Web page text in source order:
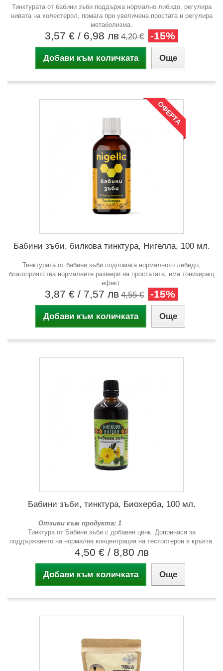
Тинктурата от бабини зъби поддържа нормално либидо, регулира
нивата на холестерол, помага при увеличена простата и регулира
метаболизма.
3,57 € / 6,98 лв 4,20 € -15%
Добави към количката Още
ОФЕРТА
Бабини зъби, билкова тинктура, Нигелла, 100 мл.
Тинктурата от бабини зъби подпомага нормалното либидо,
благоприятства нормалните размери на простатата, има тонизиращ
ефект.
3,87 € / 7,57 лв 4,55 € -15%
Добави към количката Още
Бабини зъби, тинктура, Биохерба, 100 мл.
Отзиви към продукта: 1
Тинктура от Бабини зъби с добавен цинк. Допринася за
поддържането на нормална концентрация на тестостерон в кръвта.
4,50 € / 8,80 лв
Добави към количката Още